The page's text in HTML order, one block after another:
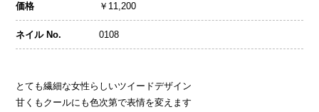
価格 ￥11,200
ネイル No. 0108
とても繊細な女性らしいツイードデザイン
甘くもクールにも色次第で表情を変えます